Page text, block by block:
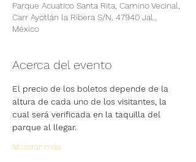
Parque Acuatico Santa Rita, Camino Vecinal,
Carr Ayotlán la Ribera S/N, 47940 Jal.,
México
Acerca del evento
El precio de los boletos depende de la
altura de cada uno de los visitantes, la
cual será verificada en la taquilla del
parque al llegar.
Mostrar más